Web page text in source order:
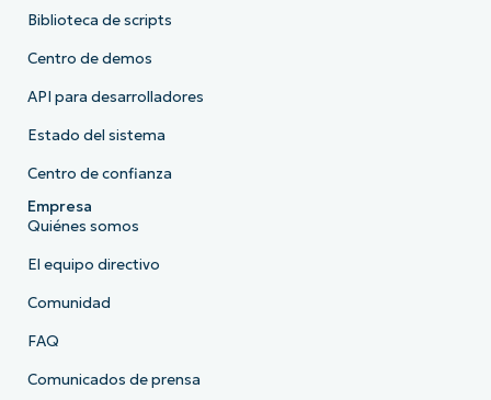
Biblioteca de scripts
Centro de demos
API para desarrolladores
Estado del sistema
Centro de confianza
Empresa
Quiénes somos
El equipo directivo
Comunidad
FAQ
Comunicados de prensa